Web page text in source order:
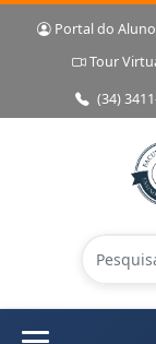
Portal do Aluno
Tour
(34)